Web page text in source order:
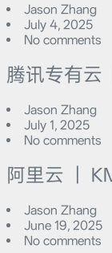
Jason Zhang
July 4, 2025
No comments
腾讯专有云
Jason Zhang
July 1, 2025
No comments
阿里云 ｜
Jason Zhang
June 19, 2025
No comments